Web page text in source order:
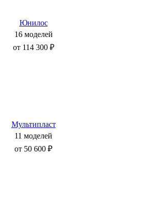
Юнилос
16 моделей
от 114 300 ₽
Мультипласт
11 моделей
от 50 600 ₽